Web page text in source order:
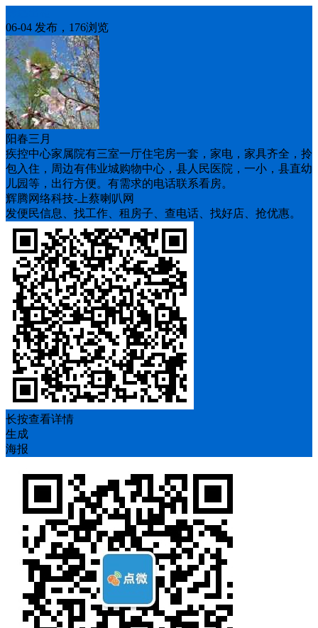
06-04 发布，176浏览
阳春三月
疾控中心家属院有三室一厅住宅房一套，家电，家具齐全，拎
包入住，周边有伟业城购物中心，县人民医院，一小，县直幼
儿园等，出行方便。有需求的电话联系看房。
辉腾网络科技-上蔡喇叭网
发便民信息、找工作、租房子、查电话、找好店、抢优惠。
长按查看详情
生成
海报